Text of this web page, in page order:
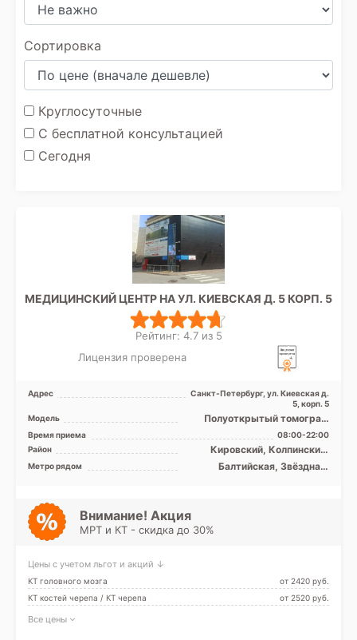
Сортировка
Круглосуточные
С бесплатной консультацией
Сегодня
МЕДИЦИНСКИЙ ЦЕНТР НА УЛ. КИЕВСКАЯ Д. 5 КОРП. 5
Рейтинг: 4.7 из 5
Лицензия проверена
Адрес
Санкт-Петербург, ул. Киевская д.
5, корп. 5
Модель
Полуоткрытый томограф
МРТ SIGNA Voyager 1.5 Тесла,
КТ Revolution EVO 1 ...
Время приема
08:00-22:00
Район
Кировский, Колпинский,
Московский, Невский,
Пушкинский, Фрунзенский,
Метро рядом
Балтийская, Звёздная,
институт, Фрунзенская,
Внимание! Акция
МРТ и КТ - скидка до 30%
Цены с учетом льгот и акций ↓
КТ головного мозга
от 2420 pуб.
КТ костей черепа / КТ черепа
от 2520 pуб.
Все цены